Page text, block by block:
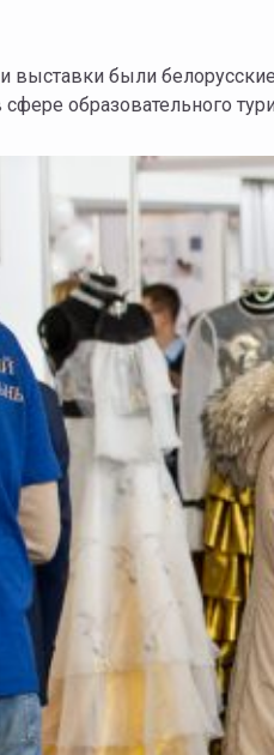
выставки были
образовательного